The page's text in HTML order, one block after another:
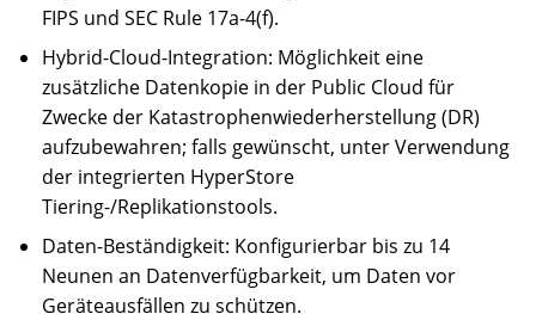
FIPS und SEC Rule 17a-4(f).
Hybrid-Cloud-Integration: Möglichkeit eine
zusätzliche Datenkopie in der Public Cloud für
Zwecke der Katastrophenwiederherstellung (DR)
aufzubewahren; falls gewünscht, unter Verwendung
der integrierten HyperStore
Tiering-/Replikationstools.
Daten-Beständigkeit: Konfigurierbar bis zu 14
Neunen an Datenverfügbarkeit, um Daten vor
Geräteausfällen zu schützen.